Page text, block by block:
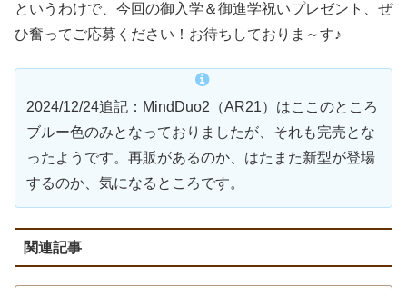
というわけで、今回の御入学＆御進学祝いプレゼント、ぜ
ひ奮ってご応募ください！お待ちしておりま～す♪
2024/12/24追記：MindDuo2（AR21）はここのところ
ブルー色のみとなっておりましたが、それも完売とな
ったようです。再販があるのか、はたまた新型が登場
するのか、気になるところです。
関連記事